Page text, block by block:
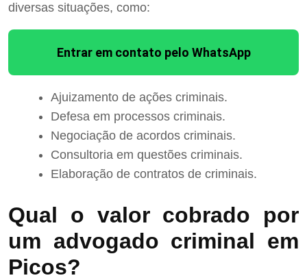
diversas situações, como:
Entrar em contato pelo WhatsApp
Ajuizamento de ações criminais.
Defesa em processos criminais.
Negociação de acordos criminais.
Consultoria em questões criminais.
Elaboração de contratos de criminais.
Qual o valor cobrado por
um advogado criminal em
Picos?